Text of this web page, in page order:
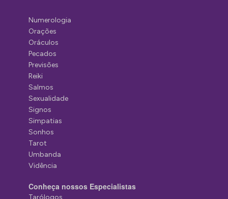
Numerologia
Orações
Oráculos
Pecados
Previsões
Reiki
Salmos
Sexualidade
Signos
Simpatias
Sonhos
Tarot
Umbanda
Vidência
Conheça nossos Especialistas